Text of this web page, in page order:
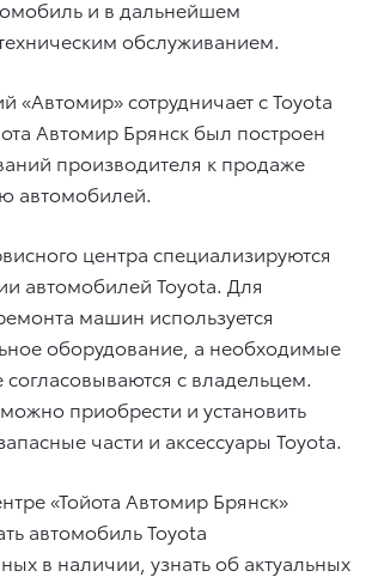
и в дальнейшем
обслуживанием.
«Автомир» сотрудничает с Toyota
Автомир Брянск был построен
производителя к продаже
автомобилей.
центра специализируются
автомобилей Toyota. Для
машин используется
оборудование, а необходимые
согласовываются с владельцем.
приобрести и установить
части и аксессуары Toyota.
«Тойота Автомир Брянск»
автомобиль Toyota
в наличии, узнать об актуальных